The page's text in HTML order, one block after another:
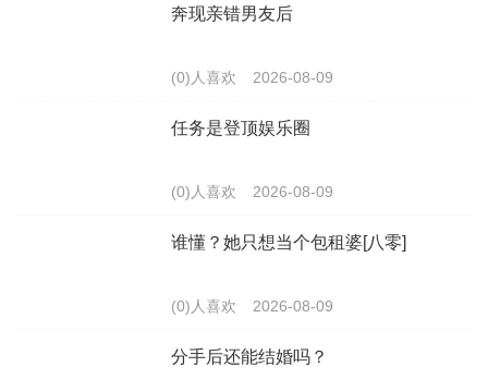
奔现亲错男友后
(0)人喜欢 2026-08-09
任务是登顶娱乐圈
(0)人喜欢 2026-08-09
谁懂？她只想当个包租婆[八零]
(0)人喜欢 2026-08-09
分手后还能结婚吗？